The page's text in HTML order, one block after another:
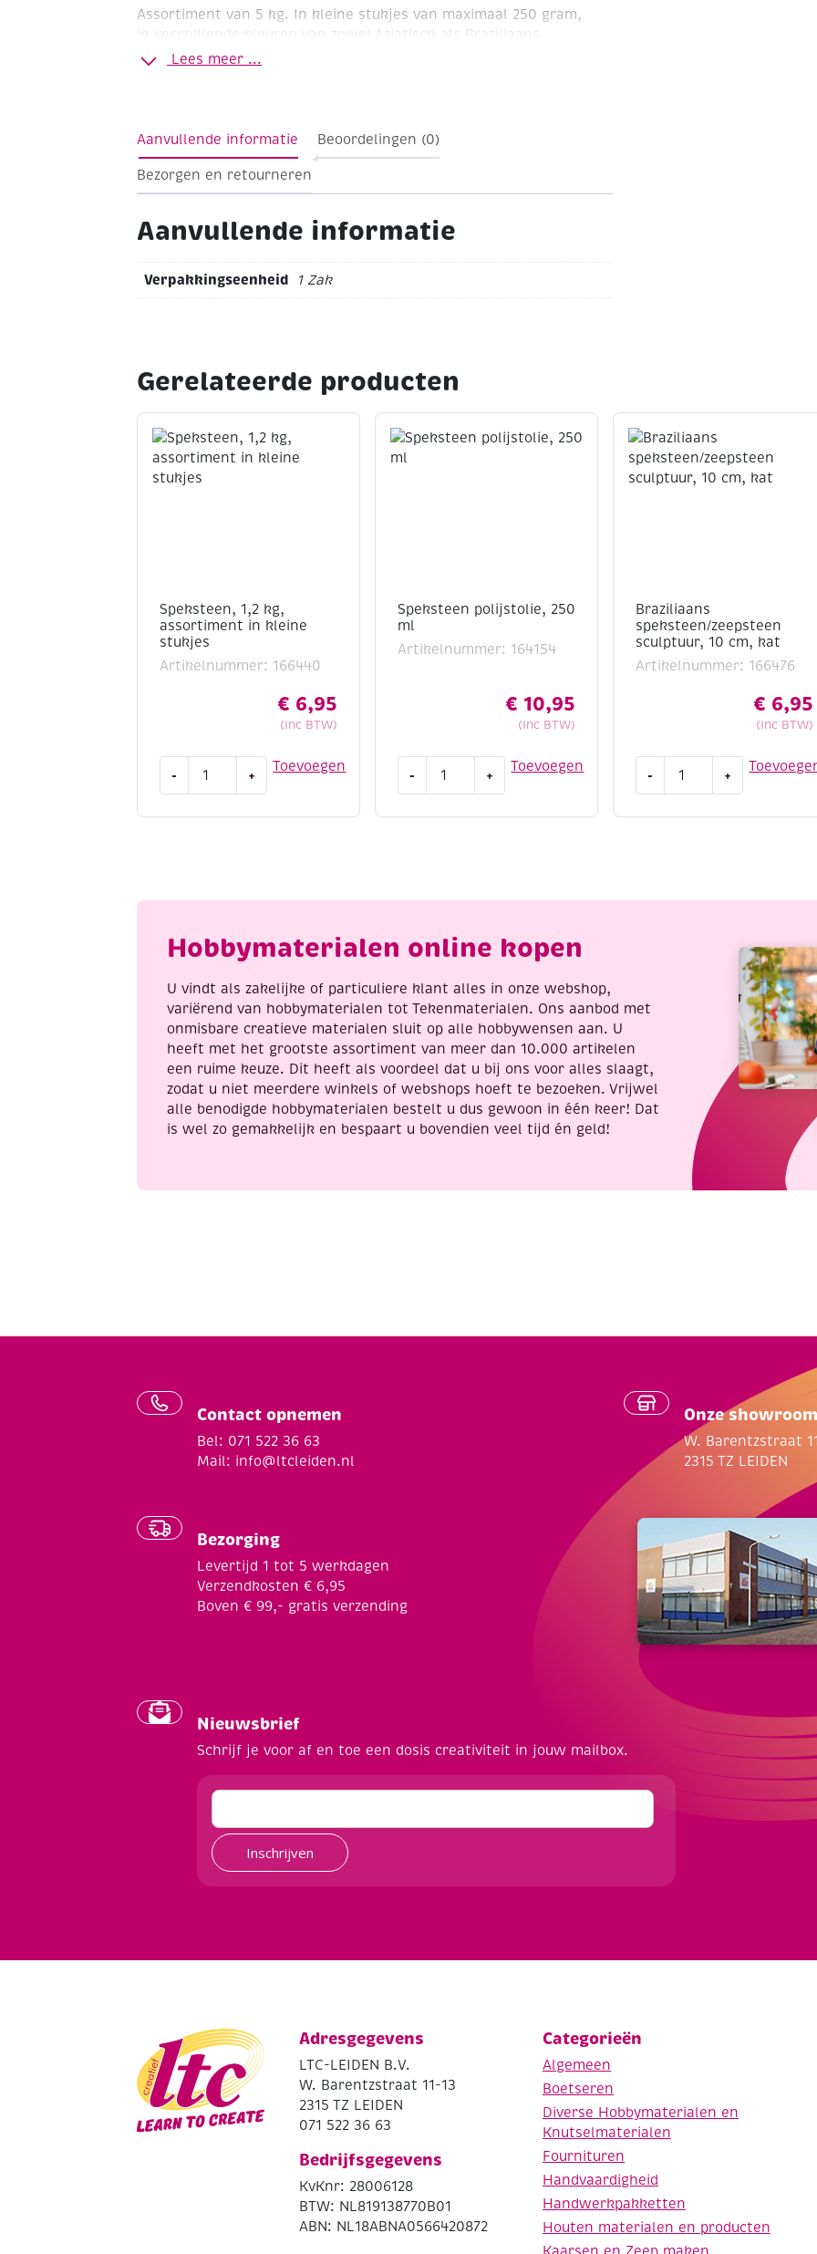
Assortiment van 5 kg. In kleine stukjes van maximaal 250 gram,
in veschillende kleuren van zowel Aziatisch als Braziliaans
speksteen Ideaal voor het maken van kleine sculptuurtjes !
Lees meer ...
Aanvullende informatie Beoordelingen (0)
Bezorgen en retourneren
Aanvullende informatie
Verpakkingseenheid 1 Zak
Gerelateerde producten
Speksteen, 1,2 kg,
assortiment in kleine
stukjes
Artikelnummer: 166440
€ 6,95
(Inc BTW)
Toevoegen
-
aantal
+
Speksteen polijstolie, 250
ml
Artikelnummer: 164154
€ 10,95
(Inc BTW)
Toevoegen
-
polijstolie,
+
Braziliaans
speksteen/zeepsteen
sculptuur, 10 cm, kat
Artikelnummer: 166476
€ 6,95
(Inc BTW)
-
speksteen/zeepsteen
+
Hobbymaterialen online kopen
U vindt als zakelijke of particuliere klant alles in onze webshop,
variërend van hobbymaterialen tot Tekenmaterialen. Ons aanbod met
onmisbare creatieve materialen sluit op alle hobbywensen aan. U
heeft met het grootste assortiment van meer dan 10.000 artikelen
een ruime keuze. Dit heeft als voordeel dat u bij ons voor alles slaagt,
zodat u niet meerdere winkels of webshops hoeft te bezoeken. Vrijwel
alle benodigde hobbymaterialen bestelt u dus gewoon in één keer! Dat
is wel zo gemakkelijk en bespaart u bovendien veel tijd én geld!
Contact opnemen
Bel: 071 522 36 63
Mail: info@ltcleiden.nl
Bezorging
Levertijd 1 tot 5 werkdagen
Verzendkosten € 6,95
Boven € 99,- gratis verzending
Onze showroom
W. Barentzstraat
2315 TZ LEIDEN
Nieuwsbrief
Schrijf je voor af en toe een dosis creativiteit in jouw mailbox.
Inschrijven
Adresgegevens
LTC-LEIDEN B.V.
W. Barentzstraat 11-13
2315 TZ LEIDEN
071 522 36 63
Bedrijfsgegevens
KvKnr: 28006128
BTW: NL819138770B01
ABN: NL18ABNA0566420872
Categorieën
Algemeen
Boetseren
Diverse Hobbymaterialen en
Knutselmaterialen
Fournituren
Handvaardigheid
Handwerkpakketten
Houten materialen en producten